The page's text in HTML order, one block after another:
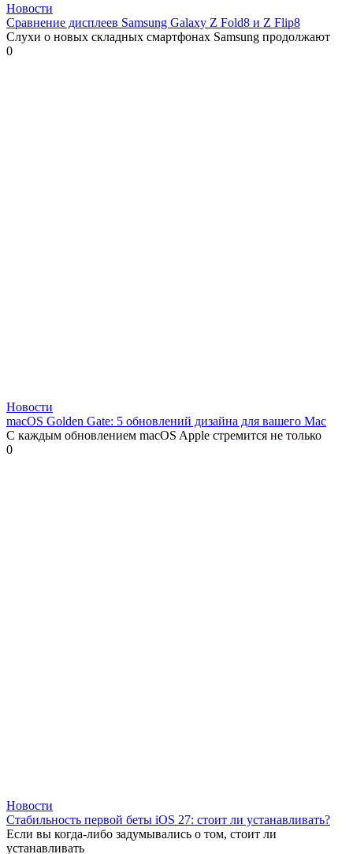
Новости
Сравнение дисплеев Samsung Galaxy Z Fold8 и Z Flip8
Слухи о новых складных смартфонах Samsung продолжают
0
Новости
macOS Golden Gate: 5 обновлений дизайна для вашего Mac
С каждым обновлением macOS Apple стремится не только
0
Новости
Стабильность первой беты iOS 27: стоит ли устанавливать?
Если вы когда-либо задумывались о том, стоит ли
устанавливать